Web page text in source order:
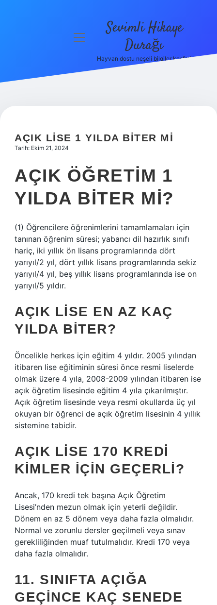
Hakkımızda
menüyü
Sevimli Hikaye
Durağı
Hayvan dostu neşeli bilgiler keşfet!
AÇIK LISE 1 YILDA BITER MI
Tarih: Ekim 21, 2024
AÇIK ÖĞRETIM 1
YILDA BITER MI?
(1) Öğrencilere öğrenimlerini tamamlamaları için
tanınan öğrenim süresi; yabancı dil hazırlık sınıfı
hariç, iki yıllık ön lisans programlarında dört
yarıyıl/2 yıl, dört yıllık lisans programlarında sekiz
yarıyıl/4 yıl, beş yıllık lisans programlarında ise on
yarıyıl/5 yıldır.
AÇIK LISE EN AZ KAÇ
YILDA BITER?
Öncelikle herkes için eğitim 4 yıldır. 2005 yılından
itibaren lise eğitiminin süresi önce resmi liselerde
olmak üzere 4 yıla, 2008-2009 yılından itibaren ise
açık öğretim lisesinde eğitim 4 yıla çıkarılmıştır.
Açık öğretim lisesinde veya resmi okullarda üç yıl
okuyan bir öğrenci de açık öğretim lisesinin 4 yıllık
sistemine tabidir.
AÇIK LISE 170 KREDI
KIMLER IÇIN GEÇERLI?
Ancak, 170 kredi tek başına Açık Öğretim
Lisesi’nden mezun olmak için yeterli değildir.
Dönem en az 5 dönem veya daha fazla olmalıdır.
Normal ve zorunlu dersler geçilmeli veya sınav
gerekliliğinden muaf tutulmalıdır. Kredi 170 veya
daha fazla olmalıdır.
11. SINIFTA AÇIĞA
GEÇINCE KAÇ SENEDE